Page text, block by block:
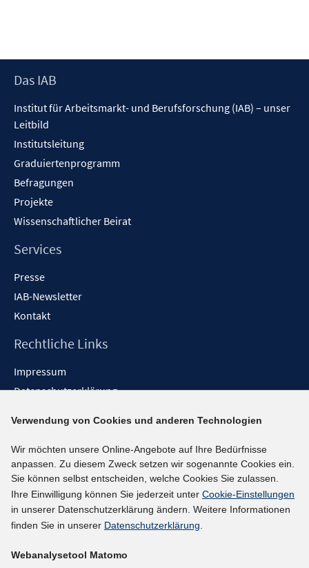
Footer
Das IAB
Institut für Arbeitsmarkt- und Berufsforschung (IAB) – unser
Leitbild
Institutsleitung
Graduiertenprogramm
Befragungen
Projekte
Wissenschaftlicher Beirat
Services
Presse
IAB-Newsletter
Kontakt
Rechtliche Links
Impressum
Datenschutzerklärung
Barrieren melden
Social-Media-Kanäle
BlueSky
YouTube
LinkedIn
kununu
Verwendung von Cookies und anderen Technologien
Wir möchten unsere Online-Angebote auf Ihre Bedürfnisse
anpassen. Zu diesem Zweck setzen wir sogenannte Cookies ein.
Sie können selbst entscheiden, welche Cookies Sie zulassen.
Ihre Einwilligung können Sie jederzeit unter Cookie-Einstellungen
in unserer Datenschutzerklärung ändern. Weitere Informationen
finden Sie in unserer Datenschutzerklärung.
Webanalysetool Matomo